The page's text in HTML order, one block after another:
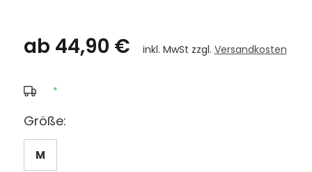
ab 44,90 € inkl. MwSt zzgl. Versandkosten
*
Größe:
M